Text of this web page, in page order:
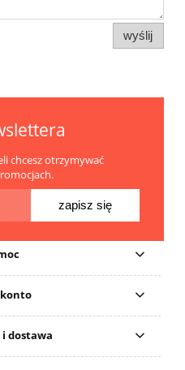
wyślij
chcesz otrzymywać
zapisz się
i dostawa